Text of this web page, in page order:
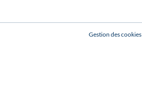
Gestion des cookies